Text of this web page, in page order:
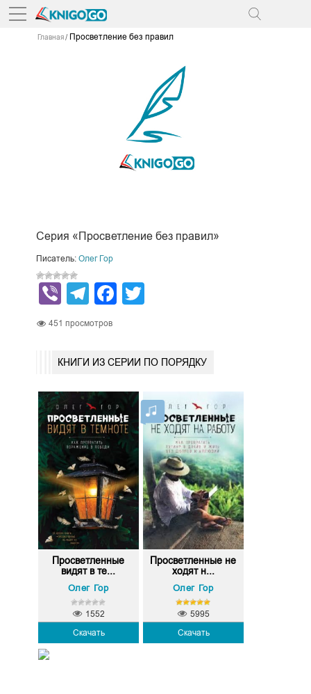
Главная Просветление без правил
Серия «Просветление без правил»
Писатель: Олег Гор
ViberTelegram
Facebook
451 просмотров
КНИГИ ИЗ СЕРИИ ПО ПОРЯДКУ
Просветленные
видят в те...
Олег Гор
Скачать
1552
Просветленные не
ходят н...
Олег Гор
Скачать
5995